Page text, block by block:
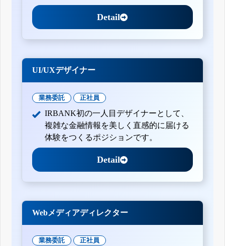
Detail
UI/UXデザイナー
業務委託 正社員
IRBANK初の一人目デザイナーとして、
複雑な金融情報を美しく直感的に届ける
体験をつくるポジションです。
Detail
Webメディアディレクター
業務委託 正社員